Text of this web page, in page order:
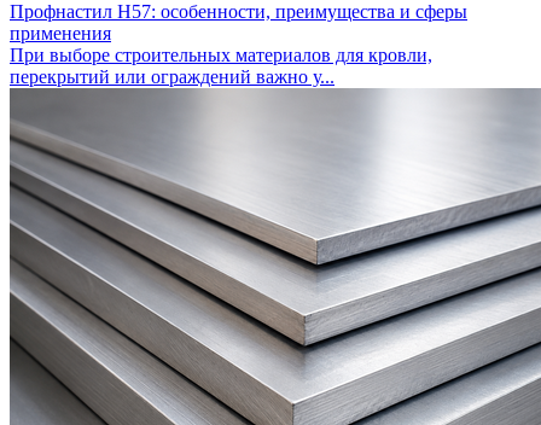
Профнастил Н57: особенности, преимущества и сферы
применения
При выборе строительных материалов для кровли,
перекрытий или ограждений важно у...